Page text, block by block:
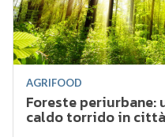
AGRIFOOD
Foreste periurbane:
caldo torrido in città